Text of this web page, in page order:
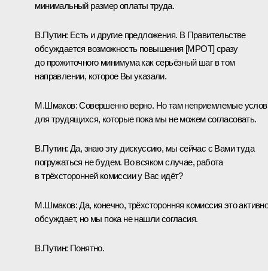
минимальный размер оплаты труда.
В.Путин: Есть и другие предложения. В Правительстве
обсуждается возможность повышения [МРОТ] сразу
до прожиточного минимума как серьёзный шаг в том
направлении, которое Вы указали.
М.Шмаков:Совершенно верно. Но там неприемлемые
для трудящихся, которые пока мы не можем согласовать.
В.Путин: Да, знаю эту дискуссию, мы сейчас с Вами туда
погружаться не будем. Во всяком случае, работа
в трёхсторонней комиссии у Вас идёт?
М.Шмаков:Да, конечно, трёхсторонняя комиссия это
обсуждает, но мы пока не нашли согласия.
В.Путин: Понятно.